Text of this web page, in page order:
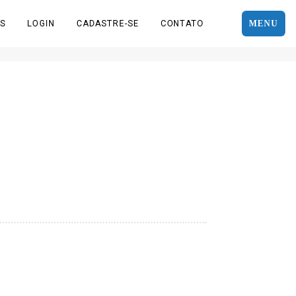
MENU
LOGIN CADASTRE-SE CONTATO